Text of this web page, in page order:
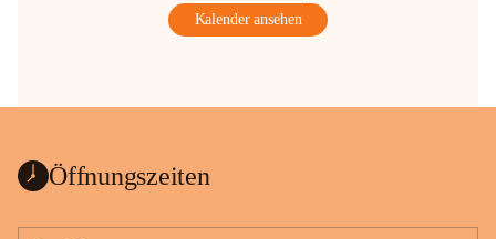
Kalender ansehen
Öffnungszeiten